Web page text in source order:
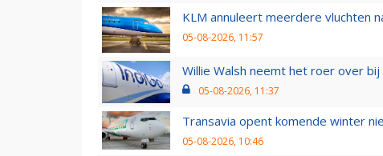
KLM annuleert meerdere vluchten
05-08-2026, 11:57
Willie Walsh neemt het roer over
05-08-2026, 11:37
Transavia opent komende winter
05-08-2026, 10:46